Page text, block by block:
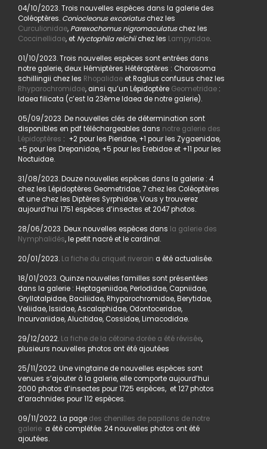
04/10/2023. Trois nouvelles espèces dans la galerie des
Coléoptères. Coniocleonus excoriatuschez les
Curculionidae, Parexochomus nigromaculatuschez les
Coccinellidae, et Nyctophila reichiichez les Lampyridae.
01/10/2023. Trois nouvelles espèces sont entrées dans
notre galerie, deux Hémiptères Hétéroptères : Chorosoma
schillingii chez les Rhopalidaeet Raglius confusus chez les
Rhyparochromidae, ainsi qu’un Lépidoptère Geometridae:
Idaea filicata (c’est la 23ème Idaea de notre galerie).
05/09/2023. De nouvelles clés de détermination sont
disponibles en pdf téléchargeables dans notre galerie des
Lépidoptères : +2 pour les Pieridae, +1 pour les Zygaenidae,
+5 pour les Drepanidae, +5 pour les Erebidae et +11 pour les
Noctuidae.
31/08/2023. Douze nouvelles espèces dans la galerie : 4
chez les Lépidoptères Geometridae, 7 chez les Coléoptères
et une chez les Diptères Syrphidae. Vous y trouverez
aujourd’hui 1751 espèces d’insectes et 2047 photos.
28/06/2023. Deux nouvelles espèces dans la galerie des
Nymphalidés, le petit nacré et le cardinal.
20/01/2023. La fiche du criquet riverain a été actualisée.
18/01/2023. Quinze nouvelles familles sont présentées
dans la galerie : Heptageniidae, Perlodidae, Capniidae,
Gryllotalpidae, Baciliidae, Rhyparochromidae, Berytidae,
Veliidae, Issidae, Ascalaphidae, Odontoceridae,
Incurvariidae, Alucitidae, Cossidae, Limacodidae.
29/12/2022. La fiche de la cétoine dorée a été révisée,
plusieurs nouvelles photos ont été ajoutées
25/11/2022. Une vingtaine de nouvelles espèces sont
venues s’ajouter à la galerie, elle comporte aujourd’hui
2000 photos d’insectes pour 1725 espèces, et 127 photos
d’arachnides pour 112 espèces.
09/11/2022. La page des chenilles de papillons de notre
galerie a été complétée. 24 nouvelles photos ont été
ajoutées.